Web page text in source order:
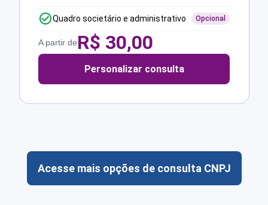
Quadro societário e administrativo Opcional
A partir deR$ 30,00
Personalizar consulta
Acesse mais opções de consulta CNPJ